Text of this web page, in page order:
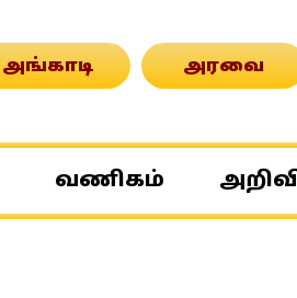
அங்காடி அரவை
வணிகம்